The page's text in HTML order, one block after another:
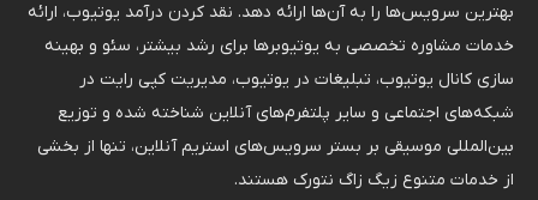
بهترین سرویس‌ها را به آن‌ها ارائه دهد. نقد کردن درآمد یوتیوب، ارائه
خدمات مشاوره تخصصی به یوتیوبرها برای رشد بیشتر، سئو و بهینه
سازی کانال یوتیوب، تبلیغات در یوتیوب، مدیریت کپی رایت در
شبکه‌های اجتماعی و سایر پلتفرم‌های آنلاین شناخته شده و توزیع
بین‌المللی موسیقی بر بستر سرویس‌های استریم آنلاین، تنها از بخشی
از خدمات متنوع زیگ زاگ نتورک هستند.